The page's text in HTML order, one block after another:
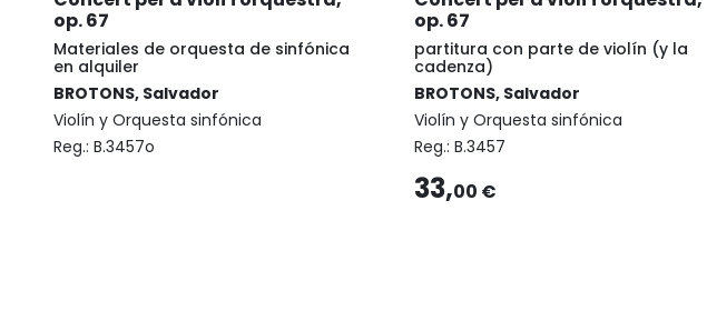
op. 67
Materiales de orquesta de sinfónica
en alquiler
BROTONS, Salvador
Violín y Orquesta sinfónica
Reg.: B.3457o
op. 67
partitura con parte de violín (y la
cadenza)
BROTONS, Salvador
Violín y Orquesta sinfónica
Reg.: B.3457
33,00 €